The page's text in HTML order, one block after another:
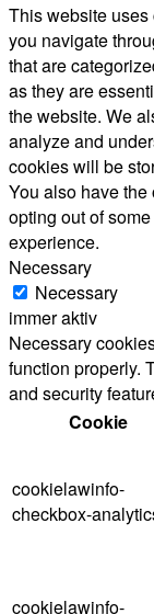
This website
you navigate
that are
as they are
the website. We
analyze and
cookies will be
You also have
opting out of
experience.
Necessary
Necessary
immer aktiv
Necessary
function properly.
and security
Cookie
cookielawinfo-
checkbox-
cookielawinfo-